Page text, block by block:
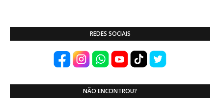
REDES SOCIAIS
NÃO ENCONTROU?